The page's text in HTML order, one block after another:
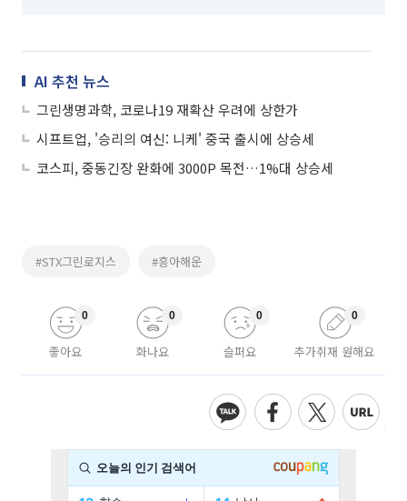
AI 추천 뉴스
그린생명과학, 코로나19 재확산 우려에 상한가
시프트업, '승리의 여신: 니케' 중국 출시에 상승세
코스피, 중동긴장 완화에 3000P 목전…1%대 상승세
#STX그린로지스 #흥아해운
좋아요
0
화나요
0
슬퍼요
0
추가취재 원해요
0